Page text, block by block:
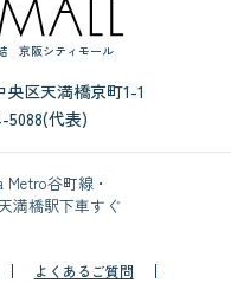
京阪シティモール
区天満橋京町1-1
5088(代表)
Metro谷町線・
満橋駅下車すぐ
よくあるご質問